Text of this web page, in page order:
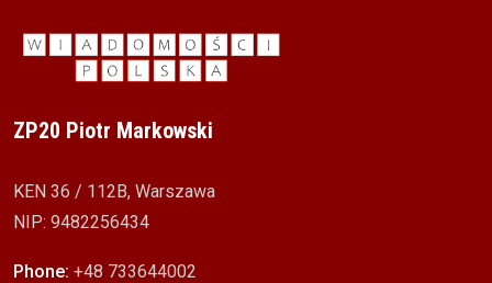
ZP20 Piotr Markowski
KEN 36 / 112B, Warszawa
NIP: 9482256434
Phone: +48 733644002